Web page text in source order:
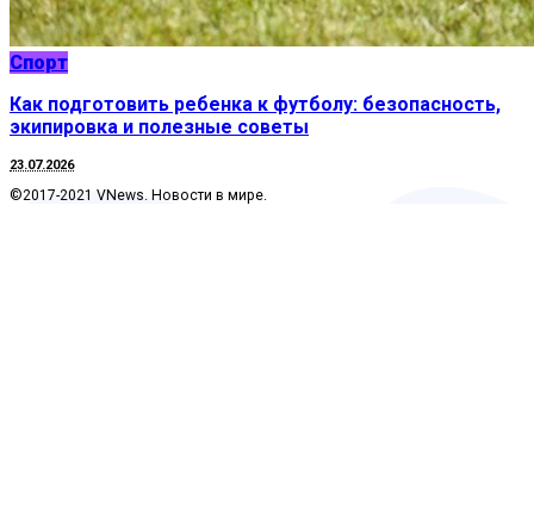
Спорт
Как подготовить ребенка к футболу: безопасность,
экипировка и полезные советы
23.07.2026
©2017-2021 VNews. Новости в мире.